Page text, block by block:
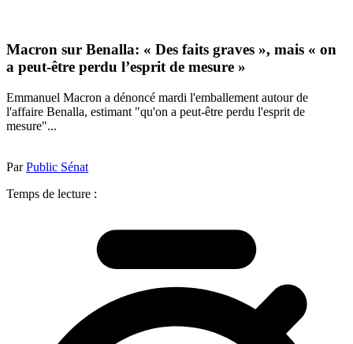
Macron sur Benalla: « Des faits graves », mais « on
a peut-être perdu l’esprit de mesure »
Emmanuel Macron a dénoncé mardi l'emballement autour de
l'affaire Benalla, estimant "qu'on a peut-être perdu l'esprit de
mesure"...
ParPublic Sénat
Temps de lecture :